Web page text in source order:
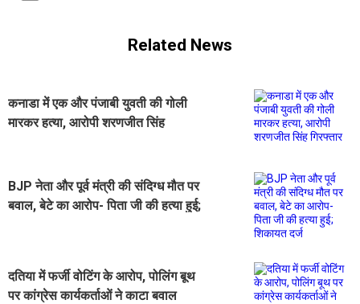
Related News
कनाडा में एक और पंजाबी युवती की गोली
मारकर हत्या, आरोपी शरणजीत सिंह
BJP नेता और पूर्व मंत्री की संदिग्ध मौत पर
बवाल, बेटे का आरोप- पिता जी की हत्या हुई;
दतिया में फर्जी वोटिंग के आरोप, पोलिंग बूथ
पर कांग्रेस कार्यकर्ताओं ने काटा बवाल